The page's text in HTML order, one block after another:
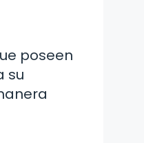
poseen
su